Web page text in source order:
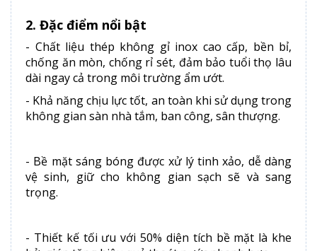
2. Đặc điểm nổi bật
- Chất liệu thép không gỉ inox cao cấp, bền bỉ,
chống ăn mòn, chống rỉ sét, đảm bảo tuổi thọ lâu
dài ngay cả trong môi trường ẩm ướt.
- Khả năng chịu lực tốt, an toàn khi sử dụng trong
không gian sàn nhà tắm, ban công, sân thượng.
- Bề mặt sáng bóng được xử lý tinh xảo, dễ dàng
vệ sinh, giữ cho không gian sạch sẽ và sang
trọng.
- Thiết kế tối ưu với 50% diện tích bề mặt là khe